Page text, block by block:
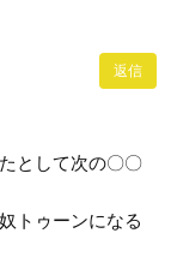
返信
として次の〇〇
トゥーンになる